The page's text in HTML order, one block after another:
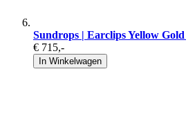
Sundrops | Earclips Yellow
€ 715,-
In Winkelwagen